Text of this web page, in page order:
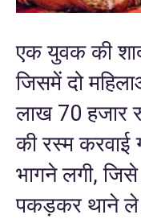
एक युवक की
जिसमें दो
लाख 70 हजार
की रस्म करवाई
भागने लगी,
पकड़कर थाने ले